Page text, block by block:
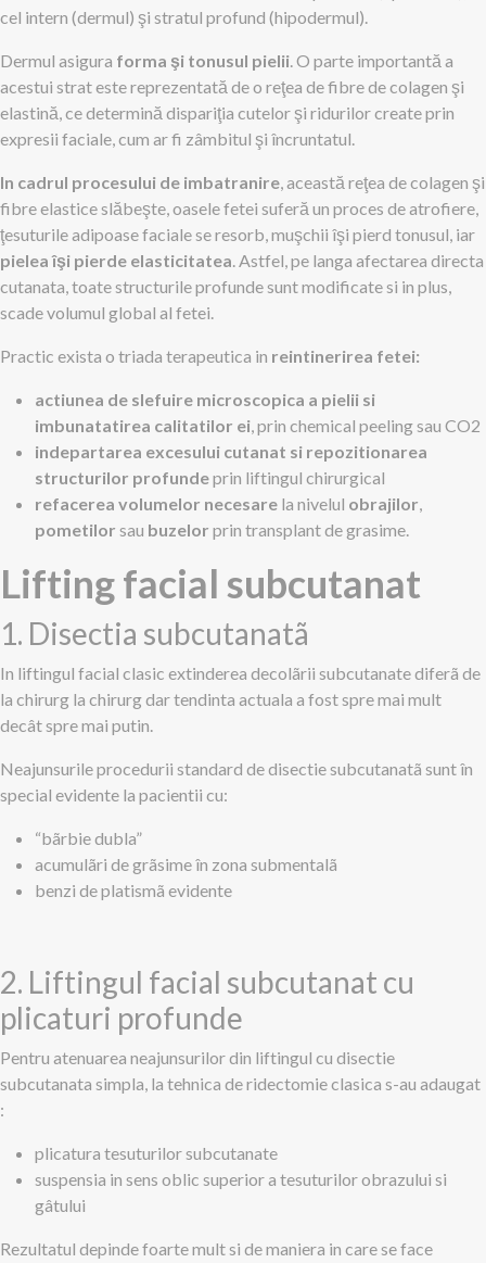
cel intern (dermul) şi stratul profund (hipodermul).
Dermul asigura forma şi tonusul pielii. O parte importantă a
acestui strat este reprezentată de o reţea de fibre de colagen şi
elastină, ce determină dispariţia cutelor şi ridurilor create prin
expresii faciale, cum ar fi zâmbitul şi încruntatul.
In cadrul procesului de imbatranire, această reţea de colagen şi
fibre elastice slăbeşte, oasele fetei suferă un proces de atrofiere,
ţesuturile adipoase faciale se resorb, muşchii îşi pierd tonusul, iar
pielea îşi pierde elasticitatea. Astfel, pe langa afectarea directa
cutanata, toate structurile profunde sunt modificate si in plus,
scade volumul global al fetei.
Practic exista o triada terapeutica in reintinerirea fetei:
actiunea de slefuire microscopica a pielii si
imbunatatirea calitatilor ei, prin chemical peeling sau CO2
indepartarea excesului cutanat si repozitionarea
structurilor profundeprin liftingul chirurgical
refacerea volumelor necesare la nivelul obrajilor,
pometilor sau buzelor prin transplant de grasime.
Lifting facial subcutanat
1. Disectia subcutanatã
In liftingul facial clasic extinderea decolãrii subcutanate diferã de
la chirurg la chirurg dar tendinta actuala a fost spre mai mult
decât spre mai putin.
Neajunsurile procedurii standard de disectie subcutanatã sunt în
special evidente la pacientii cu:
“bãrbie dubla”
acumulãri de grãsime în zona submentalã
benzi de platismã evidente
2. Liftingul facial subcutanat cu
plicaturi profunde
Pentru atenuarea neajunsurilor din liftingul cu disectie
subcutanata simpla, la tehnica de ridectomie clasica s-au adaugat
:
plicatura tesuturilor subcutanate
suspensia in sens oblic superior a tesuturilor obrazului si
gâtului
Rezultatul depinde foarte mult si de maniera in care se face